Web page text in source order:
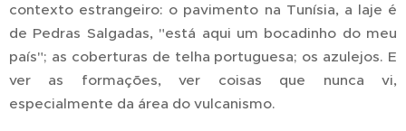
contexto estrangeiro: o pavimento na Tunísia, a laje é
de Pedras Salgadas, "está aqui um bocadinho do meu
país"; as coberturas de telha portuguesa; os azulejos. E
ver as formações, ver coisas que nunca vi,
especialmente da área do vulcanismo.